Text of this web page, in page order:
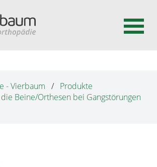
- Vierbaum
Produkte
Beine/Orthesen bei Gangstörungen